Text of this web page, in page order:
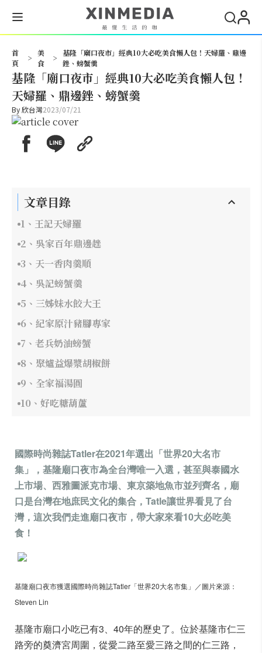
首
頁
>
美
食
>
基隆「廟口夜市」經典10大必吃美食懶人包！天婦羅、鼎邊
銼、螃蟹羹
基隆「廟口夜市」經典10大必吃美食懶人包！
天婦羅、鼎邊銼、螃蟹羹
By欣台灣2023/07/21
文章目錄
1、王記天婦羅
2、吳家百年鼎邊趖
3、天一香肉羹順
4、吳記螃蟹羹
5、三姊妹水餃大王
6、紀家原汁豬腳專家
7、老兵奶油螃蟹
8、聚爐益爆漿胡椒餅
9、全家福湯圓
10、好吃糖葫蘆
國際時尚雜誌Tatler在2021年選出「世界20大名市
集」，基隆廟口夜市為全台灣唯一入選，甚至與泰國水
上市場、西雅圖派克市場、東京築地魚市並列齊名，廟
口是台灣在地庶民文化的集合，Tatle讓世界看見了台
灣，這次我們走進廟口夜市，帶大家來看10大必吃美
食！
基隆廟口夜市獲選國際時尚雜誌Tatler「世界20大名市集」／圖片來源：
Steven Lin
基隆市廟口小吃已有3、40年的歷史了。位於基隆市仁三
路旁的奠濟宮周圍，從愛二路至愛三路之間的仁三路，